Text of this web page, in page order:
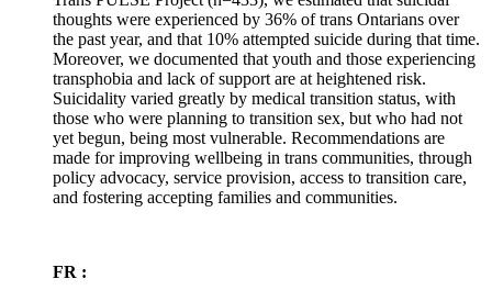
thoughts were experienced by 36% of trans Ontarians over
the past year, and that 10% attempted suicide during that time.
Moreover, we documented that youth and those experiencing
transphobia and lack of support are at heightened risk.
Suicidality varied greatly by medical transition status, with
those who were planning to transition sex, but who had not
yet begun, being most vulnerable. Recommendations are
made for improving wellbeing in trans communities, through
policy advocacy, service provision, access to transition care,
and fostering accepting families and communities.
FR :